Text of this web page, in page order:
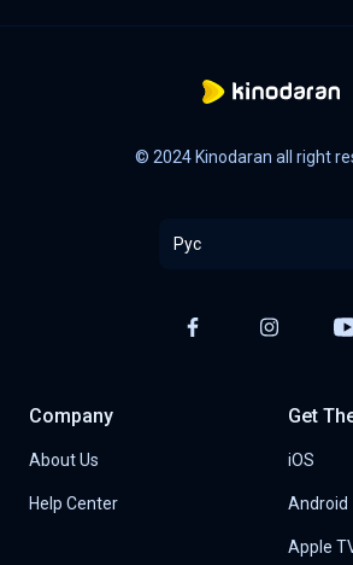
© 2024 Kinodaran all right
Рус
Company
About Us
Help Center
Get
iOS
Android
Apple